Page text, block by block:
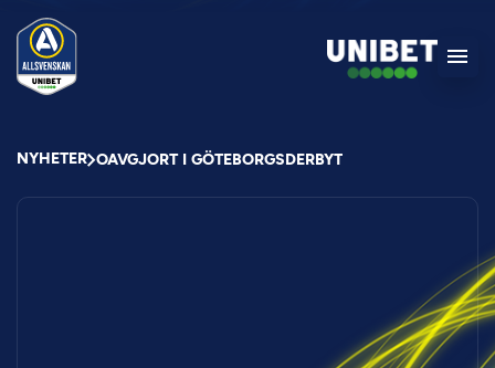
NYHETER OAVGJORT I GÖTEBORGSDERBYT